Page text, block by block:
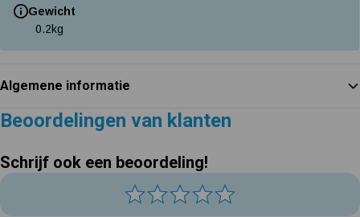
Gewicht
0.2kg
Algemene informatie
Beoordelingen van klanten
Schrijf ook een beoordeling!